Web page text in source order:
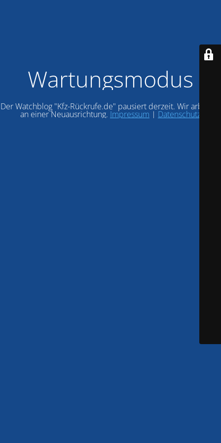
Wartungsmodus
Der Watchblog "Kfz-Rückrufe.de" pausiert derzeit. Wir arbeiten
an einer Neuausrichtung. Impressum | Datenschutz